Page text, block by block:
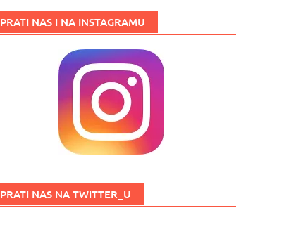
PRATI NAS I NA INSTAGRAMU
PRATI NAS NA TWITTER_U